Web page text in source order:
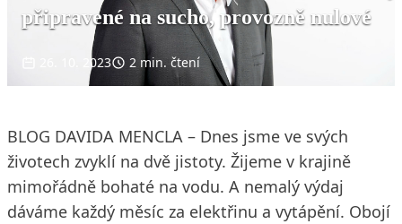
připravené na sucho, provozně nulové
26. 10. 2023 2 min. čtení
BLOG DAVIDA MENCLA – Dnes jsme ve svých
životech zvyklí na dvě jistoty. Žijeme v krajině
mimořádně bohaté na vodu. A nemalý výdaj
dáváme každý měsíc za elektřinu a vytápění. Obojí